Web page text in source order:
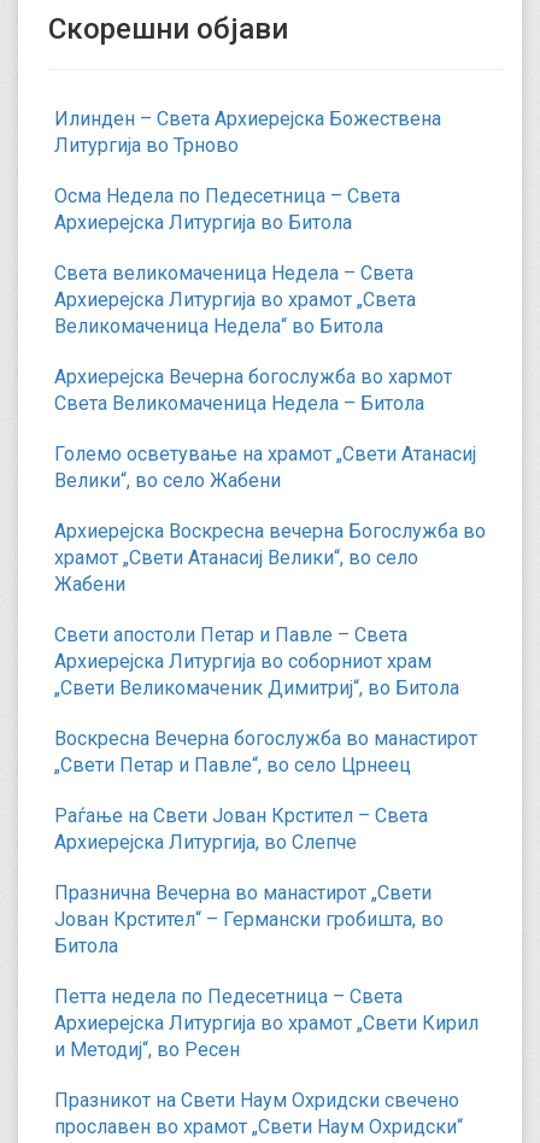
Скорешни објави
Илинден – Света Архиерејска Божествена
Литургија во Трново
Осма Недела по Педесетница – Света
Архиерејска Литургија во Битола
Света великомаченица Недела – Света
Архиерејска Литургија во храмот „Света
Великомаченица Недела“ во Битола
Архиерејска Вечерна богослужба во хармот
Света Великомаченица Недела – Битола
Големо осветување на храмот „Свети Атанасиј
Велики“, во село Жабени
Архиерејска Воскресна вечерна Богослужба во
храмот „Свети Атанасиј Велики“, во село
Жабени
Свети апостоли Петар и Павле – Света
Архиерејска Литургија во соборниот храм
„Свети Великомаченик Димитриј“, во Битола
Воскресна Вечерна богослужба во манастирот
„Свети Петар и Павле“, во село Црнеец
Раѓање на Свети Јован Крстител – Света
Архиерејска Литургија, во Слепче
Празнична Вечерна во манастирот „Свети
Јован Крстител“ – Германски гробишта, во
Битола
Петта недела по Педесетница – Света
Архиерејска Литургија во храмот „Свети Кирил
и Методиј“, во Ресен
Празникот на Свети Наум Охридски свечено
прославен во храмот „Свети Наум Охридски“